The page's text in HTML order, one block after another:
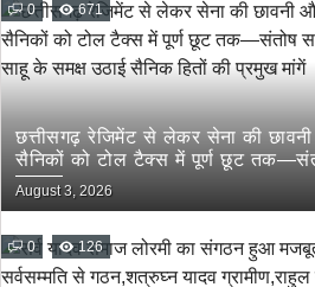
0 671
छत्तीसगढ़ रेजिमेंट से लेकर सेना की
सैनिकों को टोल टैक्स में पूर्ण छूट
मंत्री तोखन साहू के समक्ष उठाई सैनिक
August 3, 2026
0 126